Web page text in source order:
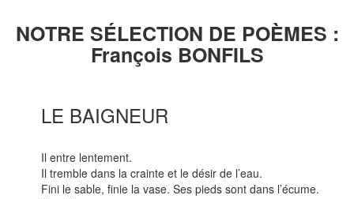
NOTRE SÉLECTION DE POÈMES :
François BONFILS
LE BAIGNEUR
Il entre lentement.
Il tremble dans la crainte et le désir de l’eau.
Fini le sable, finie la vase. Ses pieds sont dans l’écume.